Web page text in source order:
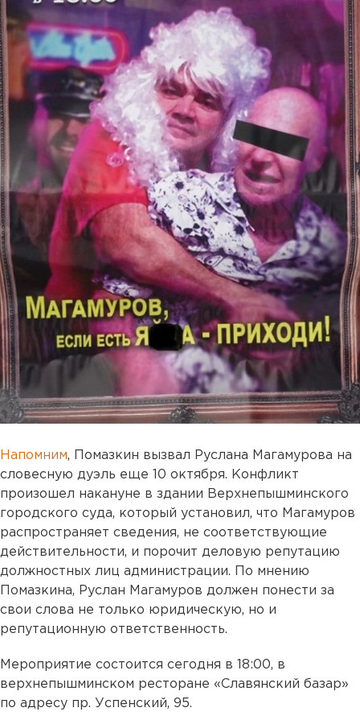
Напомним, Помазкин вызвал Руслана Магамурова на
словесную дуэль еще 10 октября. Конфликт
произошел накануне в здании Верхнепышминского
городского суда, который установил, что Магамуров
распространяет сведения, не соответствующие
действительности, и порочит деловую репутацию
должностных лиц администрации. По мнению
Помазкина, Руслан Магамуров должен понести за
свои слова не только юридическую, но и
репутационную ответственность.
Мероприятие состоится сегодня в 18:00, в
верхнепышминском ресторане «Славянский базар»
по адресу пр. Успенский, 95.